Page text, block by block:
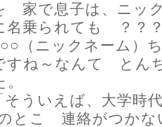
家で息子は、ニッ
名乗られても ？？
（ニックネーム）
すね～なんて とん
そういえば、大学時
とこ 連絡がつかな